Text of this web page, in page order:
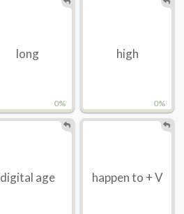
0%
long
0%
high
digital age happen to + V